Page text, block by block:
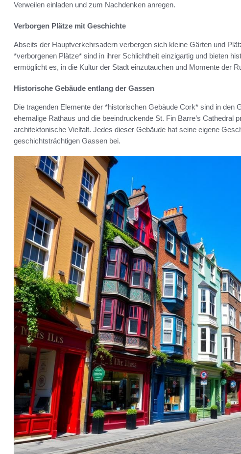
Verweilen einladen und zum Nachdenken anregen.
Verborgen Plätze mit Geschichte
Abseits der Hauptverkehrsadern verbergen sich kleine Gärten und
*verborgenen Plätze* sind in ihrer Schlichtheit einzigartig und bieten
ermöglicht es, in die Kultur der Stadt einzutauchen und Momente der
Historische Gebäude entlang der Gassen
Die tragenden Elemente der *historischen Gebäude Cork* sind in den
ehemalige Rathaus und die beeindruckende St. Fin Barre’s Cathedral
architektonische Vielfalt. Jedes dieser Gebäude hat seine eigene
geschichtsträchtigen Gassen bei.